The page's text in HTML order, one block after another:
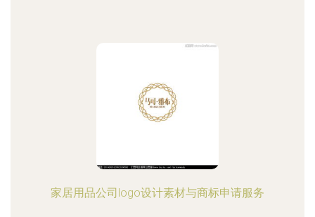
家居用品公司logo设计素材与商标申请服务